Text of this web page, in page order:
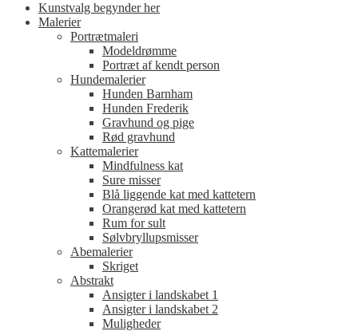
Kunstvalg begynder her
Malerier
Portrætmaleri
Modeldrømme
Portræt af kendt person
Hundemalerier
Hunden Barnham
Hunden Frederik
Gravhund og pige
Rød gravhund
Kattemalerier
Mindfulness kat
Sure misser
Blå liggende kat med kattetern
Orangerød kat med kattetern
Rum for sult
Sølvbryllupsmisser
Abemalerier
Skriget
Abstrakt
Ansigter i landskabet 1
Ansigter i landskabet 2
Muligheder